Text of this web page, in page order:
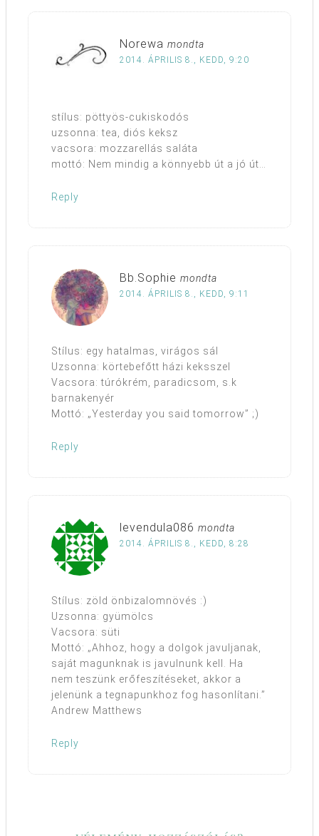
Norewa mondta
2014. ÁPRILIS 8., KEDD, 9:20
stílus: pöttyös-cukiskodós
uzsonna: tea, diós keksz
vacsora: mozzarellás saláta
mottó: Nem mindig a könnyebb út a jó út…
Reply
Bb.Sophie mondta
2014. ÁPRILIS 8., KEDD, 9:11
Stílus: egy hatalmas, virágos sál
Uzsonna: körtebefőtt házi keksszel
Vacsora: túrókrém, paradicsom, s.k
barnakenyér
Mottó: „Yesterday you said tomorrow” ;)
Reply
levendula086 mondta
2014. ÁPRILIS 8., KEDD, 8:28
Stílus: zöld önbizalomnövés :)
Uzsonna: gyümölcs
Vacsora: süti
Mottó: „Ahhoz, hogy a dolgok javuljanak,
saját magunknak is javulnunk kell. Ha
nem teszünk erőfeszítéseket, akkor a
jelenünk a tegnapunkhoz fog hasonlítani.”
Andrew Matthews
Reply